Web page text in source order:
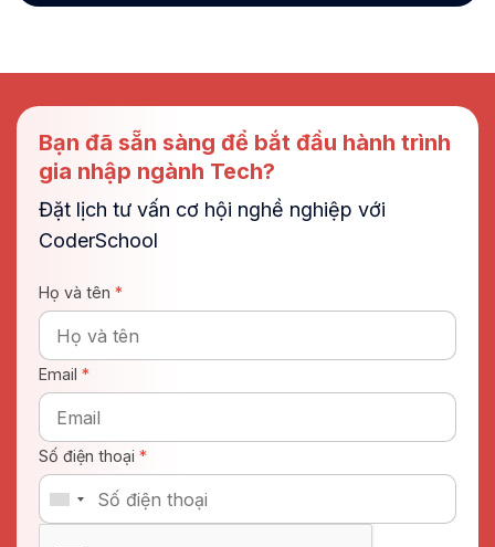
Bạn đã sẵn sàng để bắt đầu hành trình
gia nhập ngành Tech?
Đặt lịch tư vấn cơ hội nghề nghiệp với
CoderSchool
Họ và tên *
Email *
Số điện thoại *